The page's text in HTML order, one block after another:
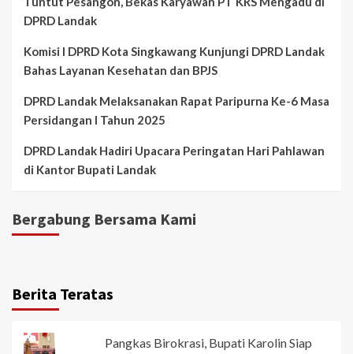
DPRD Landak
Komisi I DPRD Kota Singkawang Kunjungi DPRD Landak
Bahas Layanan Kesehatan dan BPJS
DPRD Landak Melaksanakan Rapat Paripurna Ke-6 Masa
Persidangan I Tahun 2025
DPRD Landak Hadiri Upacara Peringatan Hari Pahlawan
di Kantor Bupati Landak
Bergabung Bersama Kami
Berita Teratas
Pangkas Birokrasi, Bupati Karolin Siap